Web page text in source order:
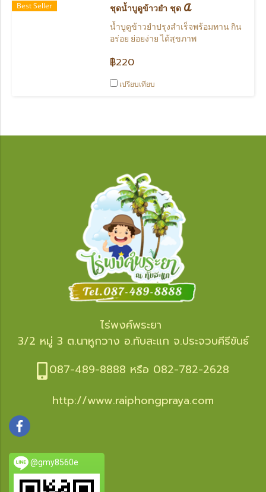
Best Seller ชุดน้ำบูดูข้าวยำ ชุด A
น้ำบูดูข้าวยำปรุงสำเร็จพร้อมทาน กิน
อร่อย ย่อยง่าย ได้สุขภาพ
฿220
เปรียบเทียบ
ไร่พงศ์พระยา
3/2 หมู่ 3 ต.นาหูกวาง อ.ทับสะแก จ.ประจวบคีรีขันธ์
087-489-8888 หรือ 082-782-2628
http://www.raiphongpraya.com
@gmy8560e